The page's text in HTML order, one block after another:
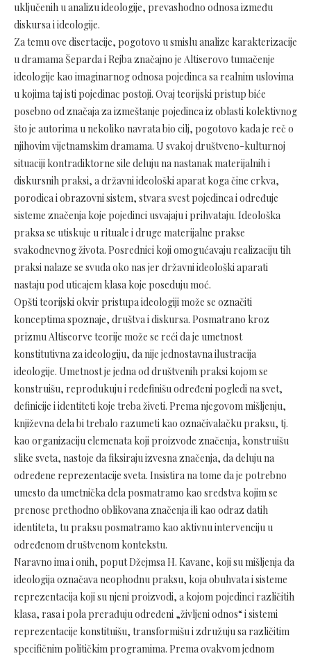
uključenih u analizu ideologije, prevashodno odnosa između
diskursa i ideologije.
Za temu ove disertacije, pogotovo u smislu analize karakterizacije
u dramama Šeparda i Rejba značajno je Altiserovo tumačenje
ideologije kao imaginarnog odnosa pojedinca sa realnim uslovima
u kojima taj isti pojedinac postoji. Ovaj teorijski pristup biće
posebno od značaja za izmeštanje pojedinca iz oblasti kolektivnog
što je autorima u nekoliko navrata bio cilj, pogotovo kada je reč o
njihovim vijetnamskim dramama. U svakoj društveno-kulturnoj
situaciji kontradiktorne sile deluju na nastanak materijalnih i
diskursnih praksi, a državni ideološki aparat koga čine crkva,
porodica i obrazovni sistem, stvara svest pojedinca i određuje
sisteme značenja koje pojedinci usvajaju i prihvataju. Ideološka
praksa se utiskuje u rituale i druge materijalne prakse
svakodnevnog života. Posrednici koji omogućavaju realizaciju tih
praksi nalaze se svuda oko nas jer državni ideološki aparati
nastaju pod uticajem klasa koje poseduju moć.
Opšti teorijski okvir pristupa ideologiji može se označiti
konceptima spoznaje, društva i diskursa. Posmatrano kroz
prizmu Altiseorve teorije može se reći da je umetnost
konstitutivna za ideologiju, da nije jednostavna ilustracija
ideologije. Umetnost je jedna od društvenih praksi kojom se
konstruišu, reprodukuju i redefinišu određeni pogledi na svet,
definicije i identiteti koje treba živeti. Prema njegovom mišljenju,
književna dela bi trebalo razumeti kao označivalačku praksu, tj.
kao organizaciju elemenata koji proizvode značenja, konstruišu
slike sveta, nastoje da fiksiraju izvesna značenja, da deluju na
određene reprezentacije sveta. Insistira na tome da je potrebno
umesto da umetnička dela posmatramo kao sredstva kojim se
prenose prethodno oblikovana značenja ili kao odraz datih
identiteta, tu praksu posmatramo kao aktivnu intervenciju u
određenom društvenom kontekstu.
Naravno ima i onih, poput Džejmsa H. Kavane, koji su mišljenja da
ideologija označava neophodnu praksu, koja obuhvata i sisteme
reprezentacija koji su njeni proizvodi, a kojom pojedinci različitih
klasa, rasa i pola prerađuju određeni „življeni odnos“ i sistemi
reprezentacije konstituišu, transformišu i združuju sa različitim
specifičnim političkim programima. Prema ovakvom jednom